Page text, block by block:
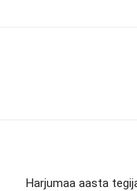
Harjumaa aasta